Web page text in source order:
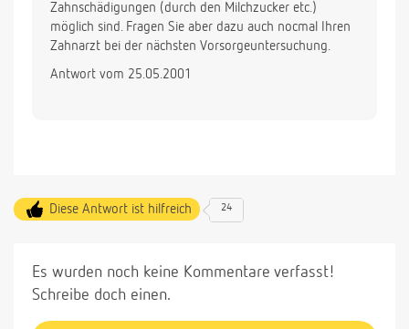
Zahnschädigungen (durch den Milchzucker etc.)
möglich sind. Fragen Sie aber dazu auch nocmal Ihren
Zahnarzt bei der nächsten Vorsorgeuntersuchung.
Antwort vom 25.05.2001
Diese Antwort ist hilfreich 24
Es wurden noch keine Kommentare verfasst!
Schreibe doch einen.